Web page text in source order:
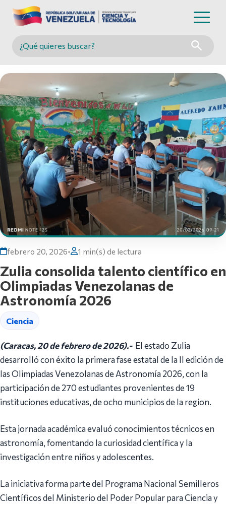
Buscar en MINCYT
febrero 20, 2026• 1 min(s) de lectura
Zulia consolida talento científico en
Olimpiadas Venezolanas de
Astronomía 2026
Ciencia
(Caracas, 20 de febrero de 2026).-El estado Zulia
desarrolló con éxito la primera fase estatal de la II edición de
las Olimpiadas Venezolanas de Astronomía 2026, con la
participación de 270 estudiantes provenientes de 19
instituciones educativas, de ocho municipios de la region.
Esta jornada académica evaluó conocimientos técnicos en
astronomía, fomentando la curiosidad científica y la
investigación entre niños y adolescentes.
La iniciativa forma parte del Programa Nacional Semilleros
Científicos del Ministerio del Poder Popular para Ciencia y